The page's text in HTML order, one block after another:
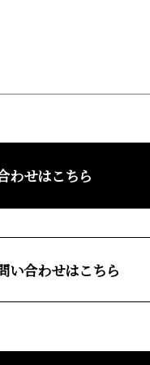
わせはこちら
い合わせはこちら